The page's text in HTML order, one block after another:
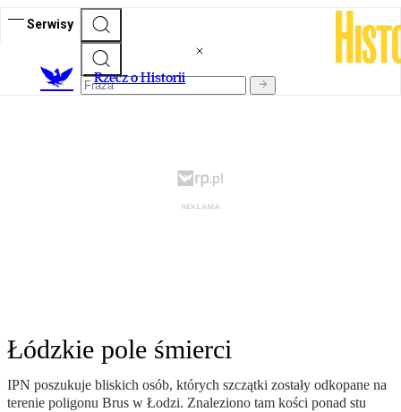
Serwisy
Rzecz o Historii
Łódzkie pole śmierci
IPN poszukuje bliskich osób, których szczątki zostały odkopane na
terenie poligonu Brus w Łodzi. Znaleziono tam kości ponad stu